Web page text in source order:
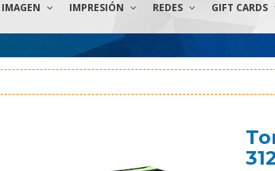
IMAGEN IMPRESIÓN REDES GIFT CARDS